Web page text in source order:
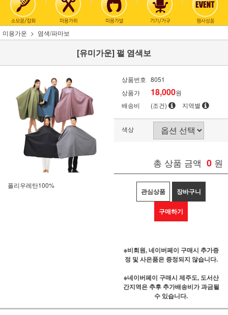
미용가운 염색/파마보
[유미가운] 펄 염색보
폴리우레탄100%
상품번호 8051
상품가
18,000원
배송비
(조건) 지역별
색상
총 상품 금액 0 원
관심상품 장바구니
구매하기
※비회원, 네이버페이 구매시 추가증
정 및 사은품은 증정되지 않습니다.
※네이버페이 구매시 제주도, 도서산
간지역은 추후 추가배송비가 과금될
수 있습니다.